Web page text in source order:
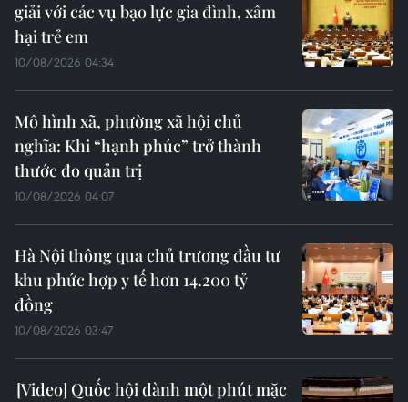
giải với các vụ bạo lực gia đình, xâm
hại trẻ em
10/08/2026 04:34
Mô hình xã, phường xã hội chủ
nghĩa: Khi “hạnh phúc” trở thành
thước đo quản trị
10/08/2026 04:07
Hà Nội thông qua chủ trương đầu tư
khu phức hợp y tế hơn 14.200 tỷ
đồng
10/08/2026 03:47
Quốc hội dành một phút mặc